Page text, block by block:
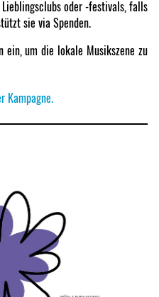
oder -festivals, falls
sie via Spenden.
ein, um die lokale Musikszene zu
Kampagne.